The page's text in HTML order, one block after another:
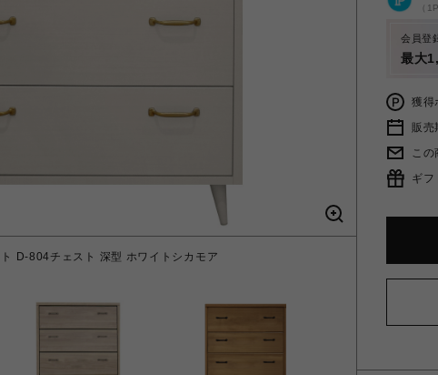
D-804チェスト 深型 ホワイトシカモア
（
会員登
最大
獲得
販売
この
ギフ